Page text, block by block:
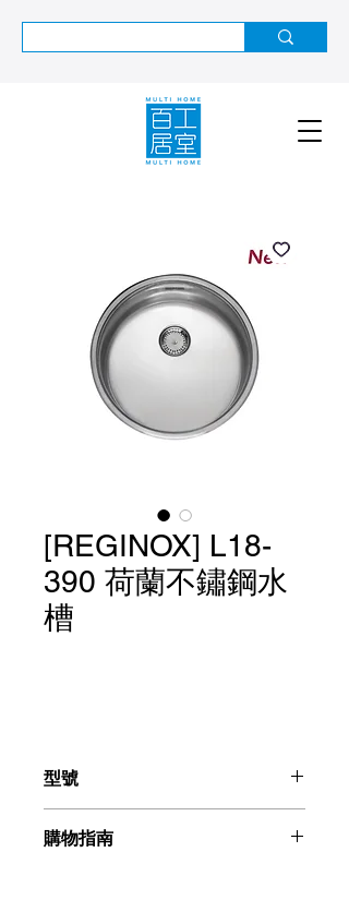
[REGINOX] L18-
390 荷蘭不鏽鋼水
槽
型號
購物指南